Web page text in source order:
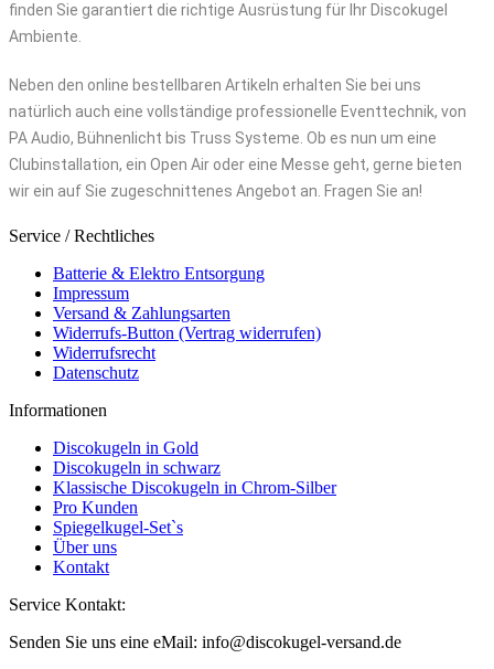
finden Sie garantiert die richtige Ausrüstung für Ihr Discokugel
Ambiente.
Neben den online bestellbaren Artikeln erhalten Sie bei uns
natürlich auch eine vollständige professionelle Eventtechnik, von
PA Audio, Bühnenlicht bis Truss Systeme. Ob es nun um eine
Clubinstallation, ein Open Air oder eine Messe geht, gerne bieten
wir ein auf Sie zugeschnittenes Angebot an. Fragen Sie an!
Service / Rechtliches
Batterie & Elektro Entsorgung
Impressum
Versand & Zahlungsarten
Widerrufs-Button (Vertrag widerrufen)
Widerrufsrecht
Datenschutz
Informationen
Discokugeln in Gold
Discokugeln in schwarz
Klassische Discokugeln in Chrom-Silber
Pro Kunden
Spiegelkugel-Set`s
Über uns
Kontakt
Service Kontakt:
Senden Sie uns eine eMail: info@discokugel-versand.de